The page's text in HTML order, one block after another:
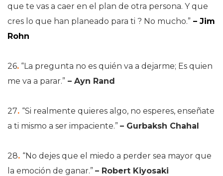
que te vas a caer en el plan de otra persona. Y que
cres lo que han planeado para ti ? No mucho.” – Jim
Rohn
26. “La pregunta no es quién va a dejarme; Es quien
me va a parar.” – Ayn Rand
27. “Si realmente quieres algo, no esperes, enseñate
a ti mismo a ser impaciente.” – Gurbaksh Chahal
28. “No dejes que el miedo a perder sea mayor que
la emoción de ganar.” – Robert Kiyosaki